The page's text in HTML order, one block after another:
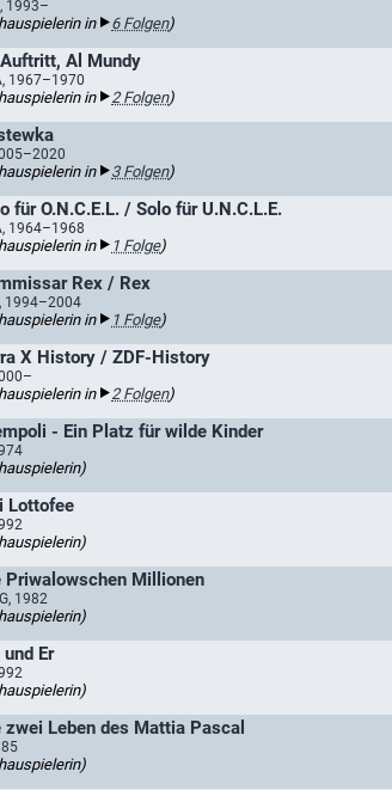
1993–
in 6 Folgen)
Al Mundy
1967–1970
in 2 Folgen)
in 3 Folgen)
für O.N.C.E.L. / Solo für U.N.C.L.E.
1964–1968
in 1 Folge)
Rex / Rex
1994–2004
in 1 Folge)
X History / ZDF-History
in 2 Folgen)
- Ein Platz für wilde Kinder
Lottofee
Priwalowschen Millionen
1982
und Er
zwei Leben des Mattia Pascal